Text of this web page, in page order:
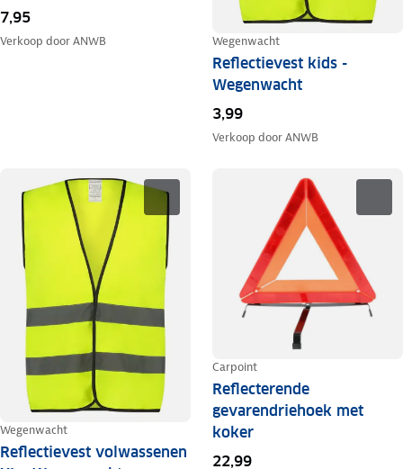
7,95
Verkoop doorANWB Wegenwacht
Reflectievest kids -
Wegenwacht
3,99
Verkoop doorANWB
Wegenwacht
Reflectievest volwassenen
Carpoint
Reflecterende
gevarendriehoek met
koker
22,99